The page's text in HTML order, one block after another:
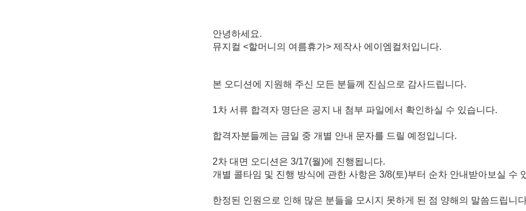
안녕하세요.
뮤지컬 <할머니의 여름휴가> 제작사 에이엠컬처입니다.
본 오디션에 지원해 주신 모든 분들께 진심으로 감사드립니다.
1차 서류 합격자 명단은 공지 내 첨부 파일에서 확인하실 수 있습니다.
합격자분들께는 금일 중 개별 안내 문자를 드릴 예정입니다.
2차 대면 오디션은 3/17(월)에 진행됩니다.
개별 콜타임 및 진행 방식에 관한 사항은 3/8(토)부터 순차 안내받아보실 수
한정된 인원으로 인해 많은 분들을 모시지 못하게 된 점 양해의 말씀드립니